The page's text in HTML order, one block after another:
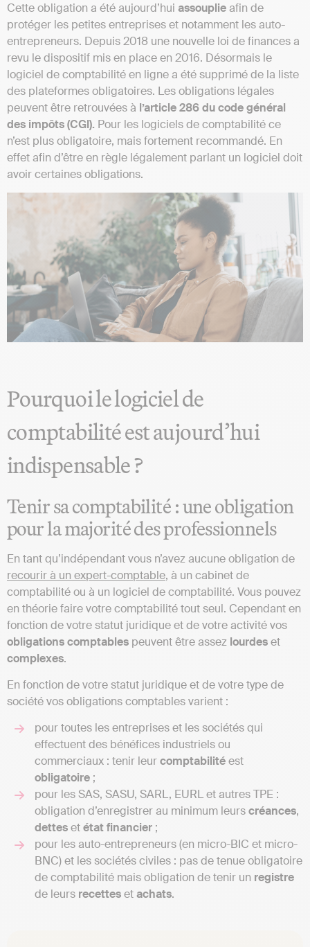
Cette obligation a été aujourd’hui assouplieafin de
protéger les petites entreprises et notamment les auto-
entrepreneurs. Depuis 2018 une nouvelle loi de finances a
revu le dispositif mis en place en 2016. Désormais le
logiciel de comptabilité en ligne a été supprimé de la liste
des plateformes obligatoires. Les obligations légales
peuvent être retrouvées à l’article 286 du code général
des impôts (CGI). Pour les logiciels de comptabilité ce
n’est plus obligatoire, mais fortement recommandé. En
effet afin d’être en règle légalement parlant un logiciel doit
avoir certaines obligations.
Pourquoi le logiciel de
comptabilité est aujourd’hui
indispensable ?
Tenir sa comptabilité : une obligation
pour la majorité des professionnels
En tant qu’indépendant vous n’avez aucune obligation de
recourir à un expert-comptable, à un cabinet de
comptabilité ou à un logiciel de comptabilité. Vous pouvez
en théorie faire votre comptabilité tout seul. Cependant en
fonction de votre statut juridique et de votre activité vos
obligations comptables peuvent être assez lourdeset
complexes.
En fonction de votre statut juridique et de votre type de
société vos obligations comptables varient :
pour toutes les entreprises et les sociétés qui
effectuent des bénéfices industriels ou
commerciaux : tenir leurcomptabilitéest
obligatoire ;
pour les SAS, SASU, SARL, EURL et autres TPE :
obligation d’enregistrer au minimum leurscréances,
dettesetétat financier ;
pour les auto-entrepreneurs (en micro-BIC et micro-
BNC) et les sociétés civiles : pas de tenue obligatoire
de comptabilité mais obligation de tenir un registre
de leurs recettesetachats.